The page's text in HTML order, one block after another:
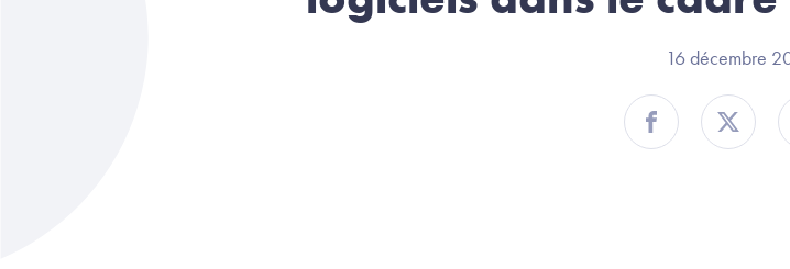
16 décembre
Partager sur